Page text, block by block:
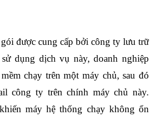
được cung cấp bởi công ty lưu trữ
dụng dịch vụ này, doanh nghiệp
chạy trên một máy chủ, sau đó
công ty trên chính máy chủ này.
máy hệ thống chạy không ổn